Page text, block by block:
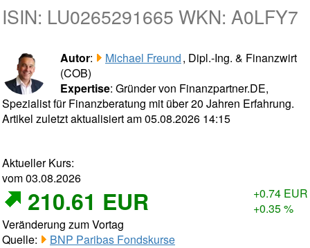
ISIN: LU0265291665 WKN: A0LFY7
Autor: Michael Freund, Dipl.-Ing. & Finanzwirt
(COB)
Expertise: Gründer von Finanzpartner.DE,
Spezialist für Finanzberatung mit über 20 Jahren Erfahrung.
Artikel zuletzt aktualisiert am 05.08.2026 14:15
Aktueller Kurs:
vom 03.08.2026
210.61 EUR
+0.74 EUR
+0.35 %
Veränderung zum Vortag
Quelle:
BNP Paribas Fondskurse